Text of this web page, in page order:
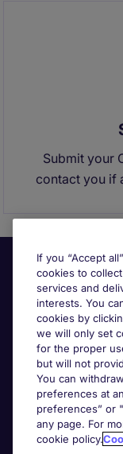
Submit your
contact you if
Useful
Our Expertise
Google Rating
If you “Accept
cookies to
services and
interests. You
cookies by
we will only set
for the proper
but will not
You can
preferences at
preferences” or
any page. For
cookie policy.